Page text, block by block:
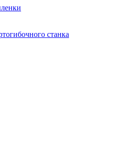
станка